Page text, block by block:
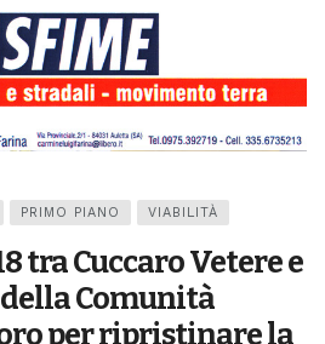
PRIMO PIANO VIABILITÀ
tra Cuccaro Vetere e
della Comunità
per ripristinare la